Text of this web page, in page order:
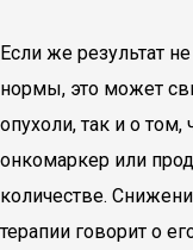
Если же результат
нормы, это может
опухоли, так и о
онкомаркер или
количестве.
терапии говорит о